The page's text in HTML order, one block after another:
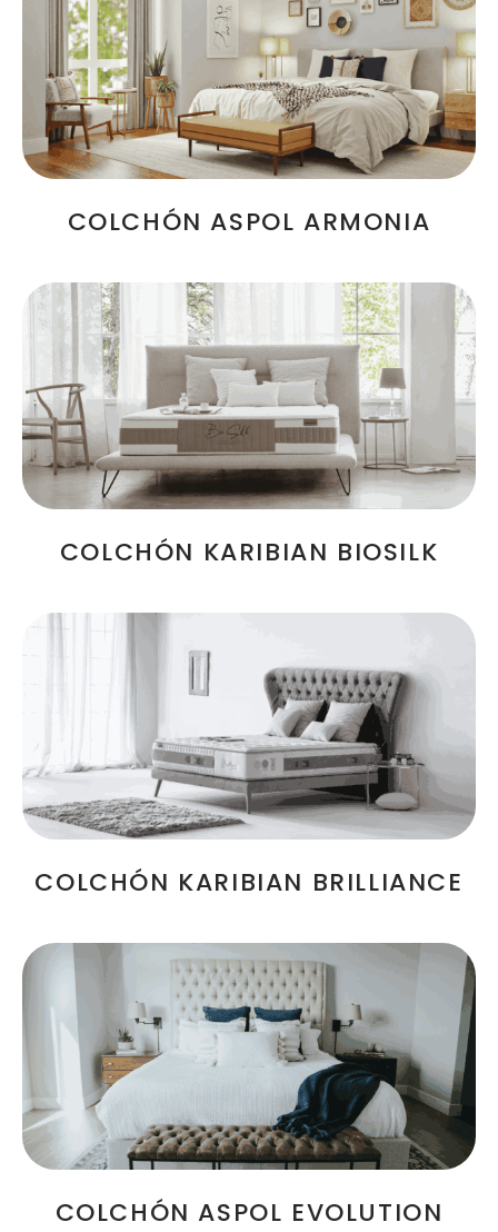
COLCHÓN ASPOL ARMONIA
COLCHÓN KARIBIAN BIOSILK
COLCHÓN KARIBIAN BRILLIANCE
COLCHÓN ASPOL EVOLUTION